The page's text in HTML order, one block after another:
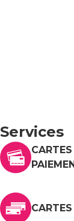
Services